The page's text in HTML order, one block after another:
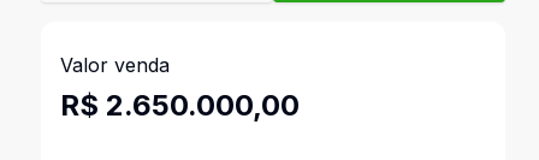
Valor venda
R$ 2.650.000,00